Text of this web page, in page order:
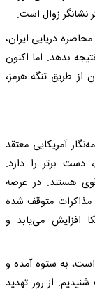
نشانگر زوال است.
دریایی ایران،
بدهد. اما اکنون
از طریق تنگه هرمز،
آمریکایی معتقد
دست برتر را دارد.
قوی هستند. در عرصه
مذاکرات متوقف شده
افزایش می‌یابد و
به ستوه آمده و
از روز تهدید